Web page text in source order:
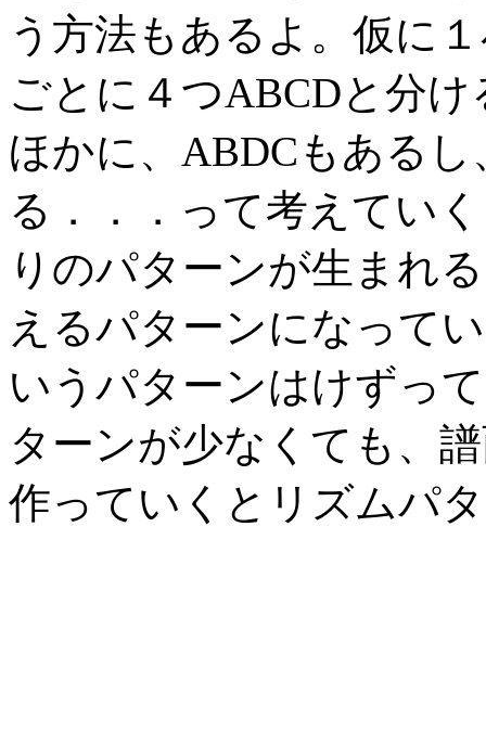
う方法もあるよ。仮に
ごとに４つABCDと分
ほかに、ABDCもある
る．．．って考えてい
りのパターンが生まれ
えるパターンになって
いうパターンはけずっ
ターンが少なくても、
作っていくとリズムパ